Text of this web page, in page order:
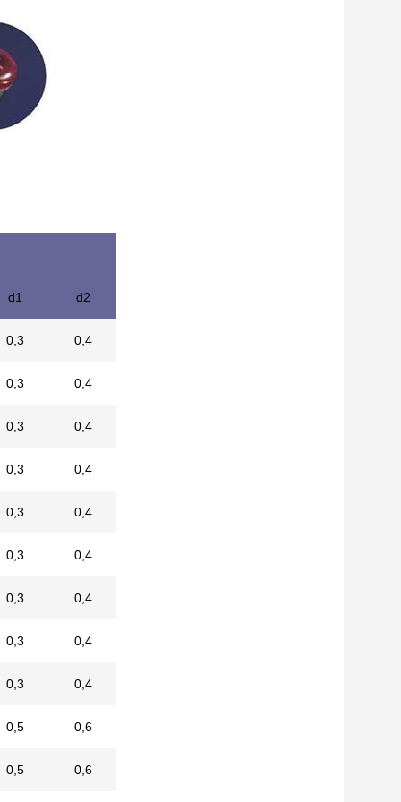
d1 d2
0,3 0,4
0,3 0,4
0,3 0,4
0,3 0,4
0,3 0,4
0,3 0,4
0,3 0,4
0,3 0,4
0,3 0,4
0,5 0,6
0,5 0,6